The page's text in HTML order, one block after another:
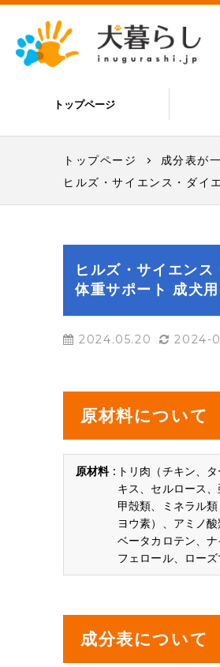
トップページ
トップページ
成分表が
ヒルズ・サイエンス・ダイ
ヒルズ・サイエン
体重サポート 成犬
2024.05.20 2024-
原材料について
トリ肉（チキン、
キス、セルロース
甲殻類、ミネラル
ヨウ素）、アミノ
ベータカロテン、
フェロール、ローズ
成分表について